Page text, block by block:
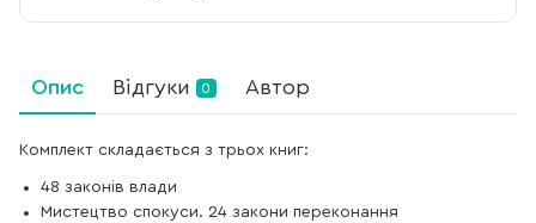
Опис Відгуки 0 Автор
Комплект складається з трьох книг:
48 законів влади
Мистецтво спокуси. 24 закони переконання